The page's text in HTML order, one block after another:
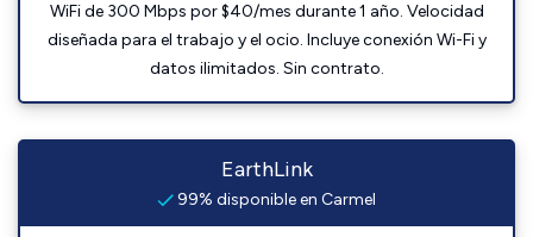
WiFi de 300 Mbps por $40/mes durante 1 año. Velocidad
diseñada para el trabajo y el ocio. Incluye conexión Wi-Fi y
datos ilimitados. Sin contrato.
EarthLink
99% disponible en Carmel